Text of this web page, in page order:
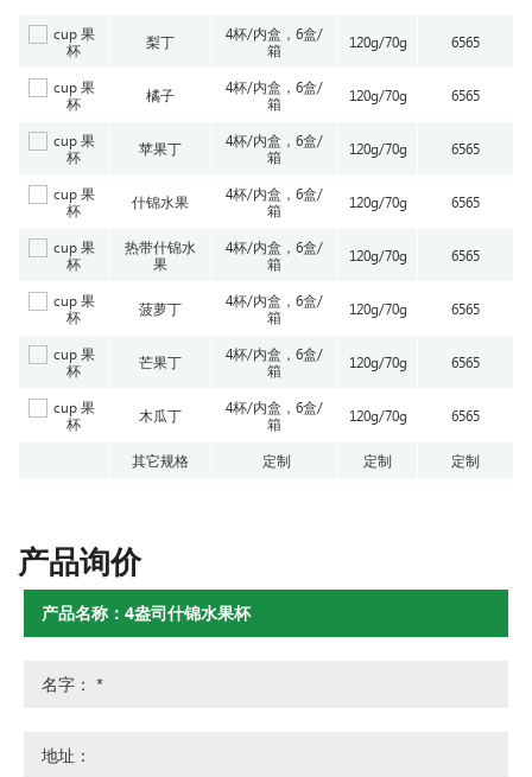
梨丁
4杯/内盒，6盒/
箱
120g/70g 6565
橘子
4杯/内盒，6盒/
箱
120g/70g 6565
苹果丁
4杯/内盒，6盒/
箱
120g/70g 6565
什锦水果
4杯/内盒，6盒/
箱
120g/70g 6565
热带什锦水
果
4杯/内盒，6盒/
箱
120g/70g 6565
菠萝丁
4杯/内盒，6盒/
箱
120g/70g 6565
芒果丁
4杯/内盒，6盒/
箱
120g/70g 6565
木瓜丁
4杯/内盒，6盒/
箱
120g/70g 6565
其它规格 定制 定制 定制
产品询价